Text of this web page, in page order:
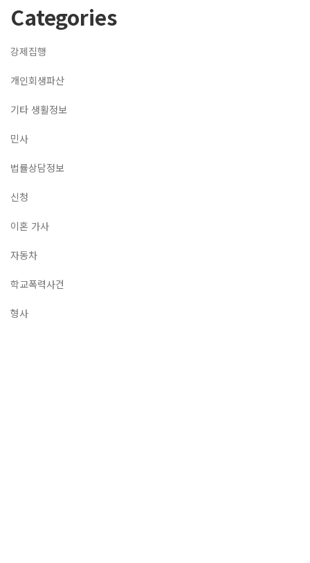
Categories
강제집행
개인회생파산
기타 생활정보
민사
법률상담정보
신청
이혼 가사
자동차
학교폭력사건
형사